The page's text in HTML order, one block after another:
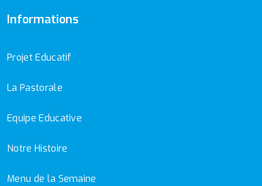
Informations
Projet Educatif
La Pastorale
Equipe Educative
Notre Histoire
Menu de la Semaine